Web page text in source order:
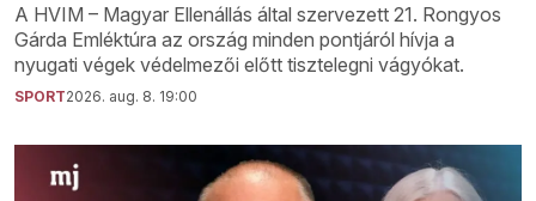
A HVIM – Magyar Ellenállás által szervezett 21. Rongyos
Gárda Emléktúra az ország minden pontjáról hívja a
nyugati végek védelmezői előtt tisztelegni vágyókat.
SPORT2026. aug. 8. 19:00